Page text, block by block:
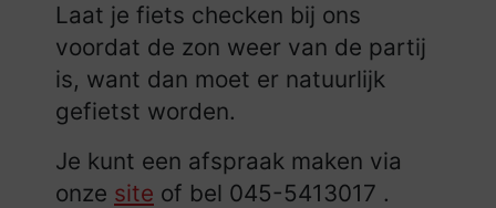
Laat je fiets checken bij ons
voordat de zon weer van de partij
is, want dan moet er natuurlijk
gefietst worden.
Je kunt een afspraak maken via
onze site of bel 045-5413017 .